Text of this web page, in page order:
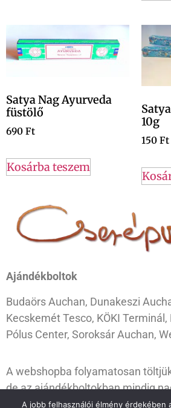
Satya Nag Ayurveda
füstölő
690 Ft
Kosárba teszem
10g
150 Ft
Ajándékboltok
Budaörs Auchan, Dunakeszi
Kecskemét Tesco, KÖKI
Pólus Center, Soroksár Auchan,
A webshopba folyamatosan
de az ajándékboltokban mindig
választék. Ugorj be hozzánk, és
A jobb felhasználói élmény érdekében